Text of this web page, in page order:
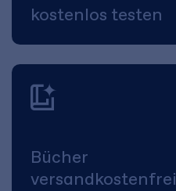
kostenlos testen
Bücher
versandkostenfrei